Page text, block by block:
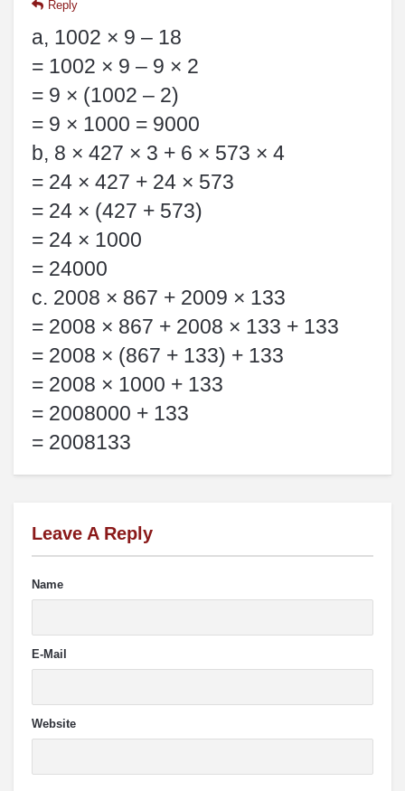
Reply
a, 1002 × 9 – 18
= 1002 × 9 – 9 × 2
= 9 × (1002 – 2)
= 9 × 1000 = 9000
b, 8 × 427 × 3 + 6 × 573 × 4
= 24 × 427 + 24 × 573
= 24 × (427 + 573)
= 24 × 1000
= 24000
c. 2008 × 867 + 2009 × 133
= 2008 × 867 + 2008 × 133 + 133
= 2008 × (867 + 133) + 133
= 2008 × 1000 + 133
= 2008000 + 133
= 2008133
Leave A Reply
Name
E-Mail
Website